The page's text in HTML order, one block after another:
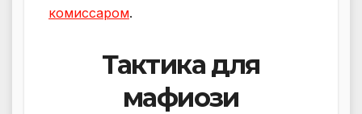
комиссаром.
Тактика для
мафиози